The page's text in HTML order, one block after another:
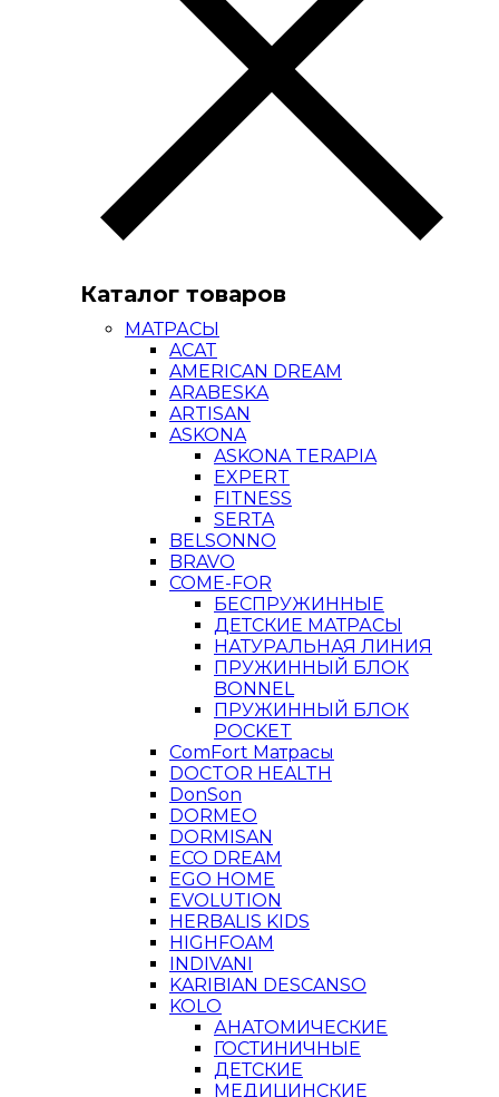
Каталог товаров
МАТРАСЫ
ACAT
AMERICAN DREAM
ARABESKA
ARTISAN
ASKONA
ASKONA TERAPIA
EXPERT
FITNESS
SERTA
BELSONNO
BRAVO
COME-FOR
БЕСПРУЖИННЫЕ
ДЕТСКИЕ МАТРАСЫ
НАТУРАЛЬНАЯ ЛИНИЯ
ПРУЖИННЫЙ БЛОК
BONNEL
ПРУЖИННЫЙ БЛОК
POCKET
ComFort Матрасы
DOCTOR HEALTH
DonSon
DORMEO
DORMISAN
ECO DREAM
EGO HOME
EVOLUTION
HERBALIS KIDS
HIGHFOAM
INDIVANI
KARIBIAN DESCANSO
KOLO
АНАТОМИЧЕСКИЕ
ГОСТИНИЧНЫЕ
ДЕТСКИЕ
МЕДИЦИНСКИЕ